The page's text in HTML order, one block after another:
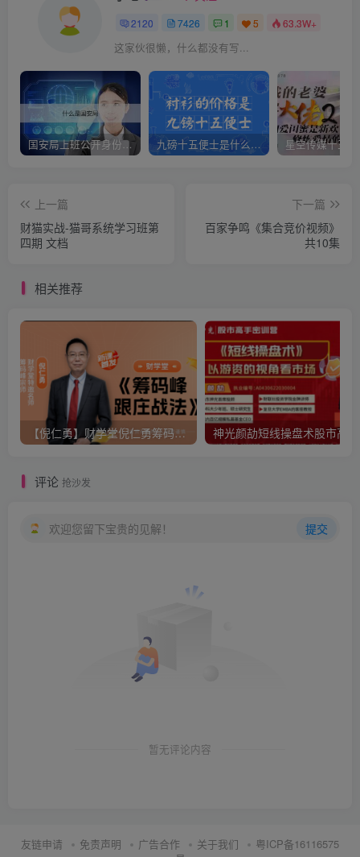
2120 7426 1 5 63.3W+
这家伙很懒，什么都没有写...
国安局上班公开身份是什么（国安身份对家人保密吗） 九磅十五便士是什么意思（九磅十五便士是什么梗）
上一篇
财猫实战-猫哥系统学习班第
四期 文档
下一篇
百家争鸣《集合竞价视频》
共10集
相关推荐
【倪仁勇】财学堂倪仁勇筹码峰跟庄战法系统课+筹码峰指标
评论 抢沙发
欢迎您留下宝贵的见解！ 提交
暂无评论内容
友链申请 免责声明 广告合作 关于我们
粤ICP备16116575